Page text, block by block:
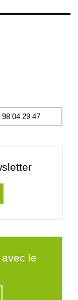
98 04 29 47
le